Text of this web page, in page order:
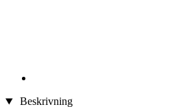
Beskrivning